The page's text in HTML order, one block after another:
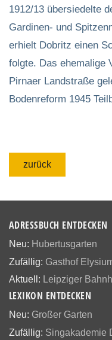
1912/13 übersiedelte
Gardinen- und
erhielt Dobritz einen
folgte. Das ehemalige
Pirnaer Landstraße
Bodenreform 1945
zurück
ADRESSBUCH ENTDECKEN
Neu: Hubertusgarten
Zufällig: Gasthof
Aktuell: Leipziger
LEXIKON ENTDECKEN
Neu: Großer Garten
Zufällig: Singakademie